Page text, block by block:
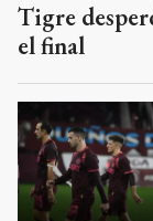
Tigre
el final